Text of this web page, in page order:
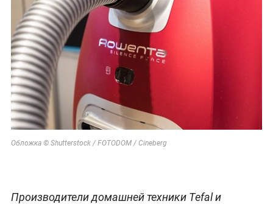
Обложка © Shutterstock / FOTODOM / Cineberg
Производители домашней техники Tefal и